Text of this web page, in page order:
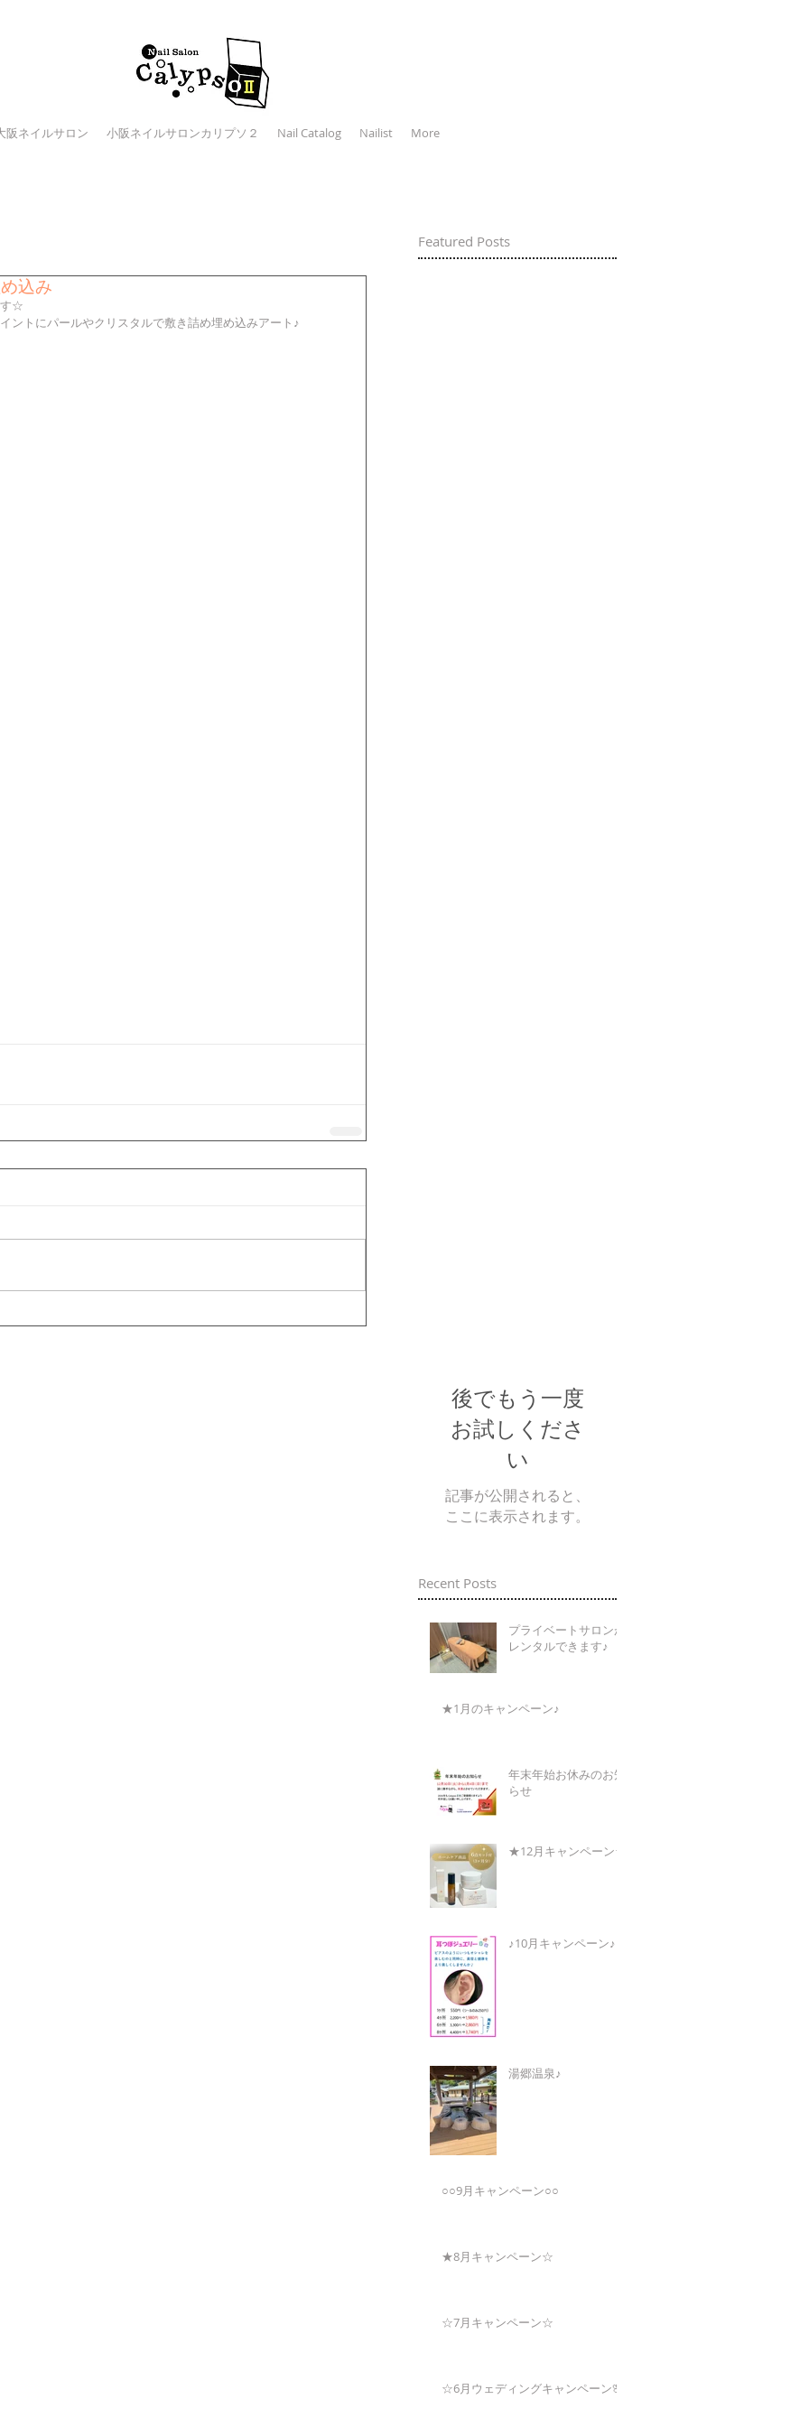
阪ネイルサロン 小阪ネイルサロンカリプソ２ Nail Catalog Nailist More
Featured Posts
込み
す☆
ントにパールやクリスタルで敷き詰め埋め込みアート♪
後でもう一度
お試しくださ
い
記事が公開されると、
ここに表示されます。
Recent Posts
プライベートサロンが
レンタルできます♪
★1月のキャンペーン♪
年末年始お休みのお知
らせ
★12月キャンペーン★
♪10月キャンペーン♪
湯郷温泉♪
○○9月キャンペーン○○
★8月キャンペーン☆
☆7月キャンペーン☆
☆6月ウェディングキャンペーン🌸